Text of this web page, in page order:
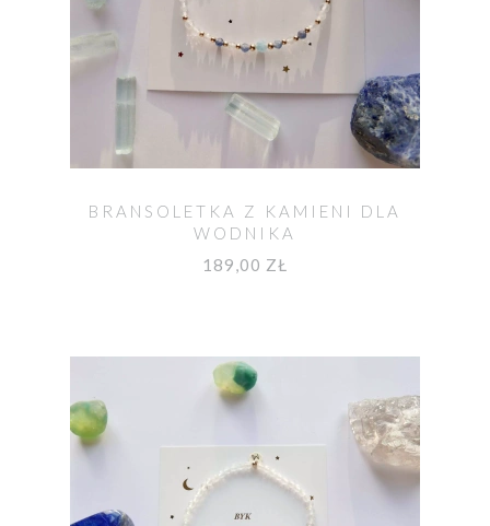
BRANSOLETKA Z KAMIENI DLA
WODNIKA
189,00 ZŁ